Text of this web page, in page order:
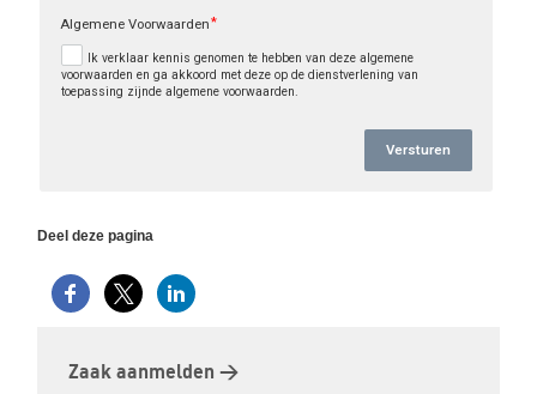
Algemene Voorwaarden
Ik verklaar kennis genomen te hebben van deze algemene
voorwaarden en ga akkoord met deze op de dienstverlening van
toepassing zijnde algemene voorwaarden.
Versturen
Deel deze pagina
Zaak aanmelden >